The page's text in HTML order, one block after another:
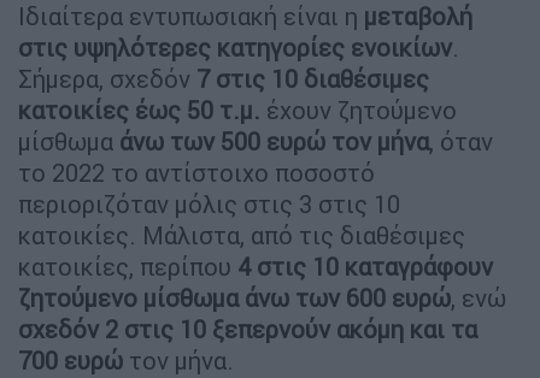
Ιδιαίτερα εντυπωσιακή είναι η μεταβολή
στις υψηλότερες κατηγορίες ενοικίων.
Σήμερα, σχεδόν 7 στις 10 διαθέσιμες
κατοικίες έως 50 τ.μ. έχουν ζητούμενο
μίσθωμα άνω των 500 ευρώ τον μήνα, όταν
το 2022 το αντίστοιχο ποσοστό
περιοριζόταν μόλις στις 3 στις 10
κατοικίες. Μάλιστα, από τις διαθέσιμες
κατοικίες, περίπου 4 στις 10 καταγράφουν
ζητούμενο μίσθωμα άνω των 600 ευρώ, ενώ
σχεδόν 2 στις 10 ξεπερνούν ακόμη και τα
700 ευρώ τον μήνα.